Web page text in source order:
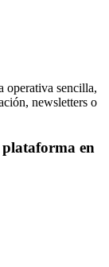
operativa sencilla,
newsletters o
en